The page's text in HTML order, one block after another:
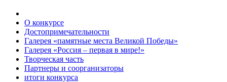
О конкурсе
Достопримечательности
Галерея «памятные места Великой Победы»
Галерея «Россия – первая в мире!»
Творческая часть
Партнеры и соорганизаторы
итоги конкурса